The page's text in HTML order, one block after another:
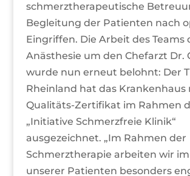
schmerztherapeutische
Begleitung der Patienten nach
Eingriffen. Die Arbeit des Teams
Anästhesie um den Chefarzt Dr.
wurde nun erneut belohnt: Der
Rheinland hat das Krankenhaus
Qualitäts-Zertifikat im Rahmen
„Initiative Schmerzfreie Klinik“
ausgezeichnet. „Im Rahmen der
Schmerztherapie arbeiten wir
unserer Patienten besonders